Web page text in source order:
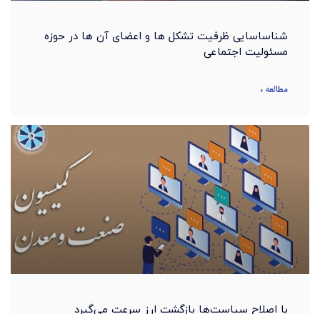
شناساسایی ظرفیت تشکل ها و اعضای آن ها در حوزه
مسئولیت اجتماعی
مطالعه »
با اصلاح سیاست‌ها بازگشت ارز سرعت ‌می‌گیرد